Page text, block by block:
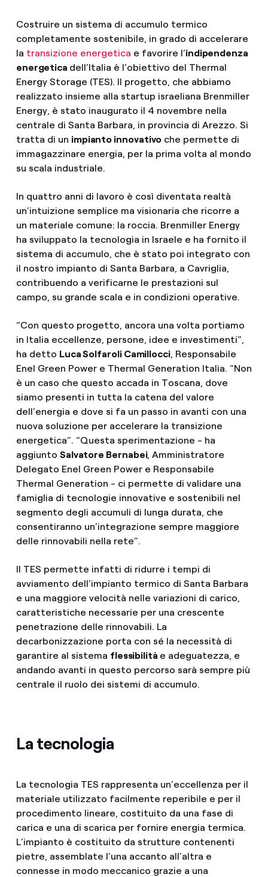
Costruire un sistema di accumulo termico
completamente sostenibile, in grado di accelerare
la transizione energetica e favorire l’indipendenza
energetica dell’Italia è l’obiettivo del Thermal
Energy Storage (TES). Il progetto, che abbiamo
realizzato insieme alla startup israeliana Brenmiller
Energy, è stato inaugurato il 4 novembre nella
centrale di Santa Barbara, in provincia di Arezzo. Si
tratta di un impianto innovativo che permette di
immagazzinare energia, per la prima volta al mondo
su scala industriale.
In quattro anni di lavoro è così diventata realtà
un’intuizione semplice ma visionaria che ricorre a
un materiale comune: la roccia. Brenmiller Energy
ha sviluppato la tecnologia in Israele e ha fornito il
sistema di accumulo, che è stato poi integrato con
il nostro impianto di Santa Barbara, a Cavriglia,
contribuendo a verificarne le prestazioni sul
campo, su grande scala e in condizioni operative.
“Con questo progetto, ancora una volta portiamo
in Italia eccellenze, persone, idee e investimenti”,
ha detto Luca Solfaroli Camillocci, Responsabile
Enel Green Power e Thermal Generation Italia. “Non
è un caso che questo accada in Toscana, dove
siamo presenti in tutta la catena del valore
dell’energia e dove si fa un passo in avanti con una
nuova soluzione per accelerare la transizione
energetica”. “Questa sperimentazione - ha
aggiunto Salvatore Bernabei, Amministratore
Delegato Enel Green Power e Responsabile
Thermal Generation - ci permette di validare una
famiglia di tecnologie innovative e sostenibili nel
segmento degli accumuli di lunga durata, che
consentiranno un’integrazione sempre maggiore
delle rinnovabili nella rete”.
Il TES permette infatti di ridurre i tempi di
avviamento dell’impianto termico di Santa Barbara
e una maggiore velocità nelle variazioni di carico,
caratteristiche necessarie per una crescente
penetrazione delle rinnovabili. La
decarbonizzazione porta con sé la necessità di
garantire al sistema flessibilità e adeguatezza, e
andando avanti in questo percorso sarà sempre più
centrale il ruolo dei sistemi di accumulo.
La tecnologia
La tecnologia TES rappresenta un’eccellenza per il
materiale utilizzato facilmente reperibile e per il
procedimento lineare, costituito da una fase di
carica e una di scarica per fornire energia termica.
L’impianto è costituito da strutture contenenti
pietre, assemblate l’una accanto all’altra e
connesse in modo meccanico grazie a una